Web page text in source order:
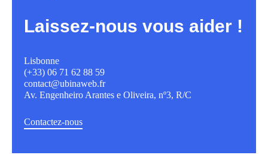
Laissez-nous vous aider !
Lisbonne
(+33) 06 71 62 88 59
contact@ubinaweb.fr
Av. Engenheiro Arantes e Oliveira, nº3, R/C
Contactez-nous